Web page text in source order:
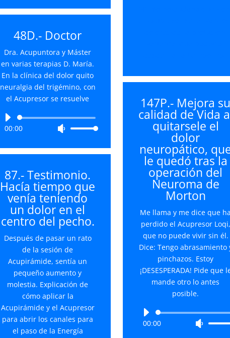
flecha
volumen.
48D.- Doctor
Dra. Acupuntora y Máster
en varias terapias D. María.
En la clínica del dolor quito
neuralgia del trigémino, con
el Acupresor se resuelve
Reproductor
00:00
Utiliza
flecha
arriba/abajo
para
aumentar
o
87.- Testimonio.
Hacía tiempo que
venía teniendo
un dolor en el
centro del pecho.
Después de pasar un rato
de la sesión de
Acupirámide, sentía un
pequeño aumento y
molestia. Explicación de
cómo aplicar la
Acupirámide y el Acupresor
para abrir los canales para
el paso de la Energía
147P.- Mejora su
calidad de Vida
quitarsele el
dolor
neuropático,
le quedó tras la
operación del
Neuroma de
Morton
Me llama y me dice que ha
perdido el Acupresor Loqi,
que no puede vivir sin él.
Dice: Tengo abrasamiento
pinchazos. Estoy
¡DESESPERADA! Pide que
mande otro lo antes
posible.
Reproductor
00:00
Utiliza